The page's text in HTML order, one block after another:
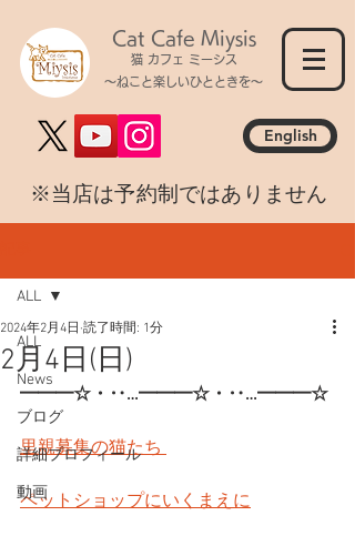
Cat Cafe Miysis
猫 カフェ ミーシス
～ねこと楽しいひとときを～
English
​※当店は予約制ではありません
ALL
News
ブログ
詳細プロフィール
動画
ALL
2月4日(日)
2024年2月4日 読了時間: 1分
━━━☆・‥…━━━☆・‥…━━━☆
里親募集の猫たち
ペットショップにいくまえに